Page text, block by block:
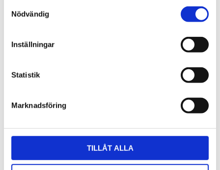
Nödvändig
Inställningar
Statistik
Marknadsföring
TILLÅT ALLA
Bli den första att lämna ett omdöme.